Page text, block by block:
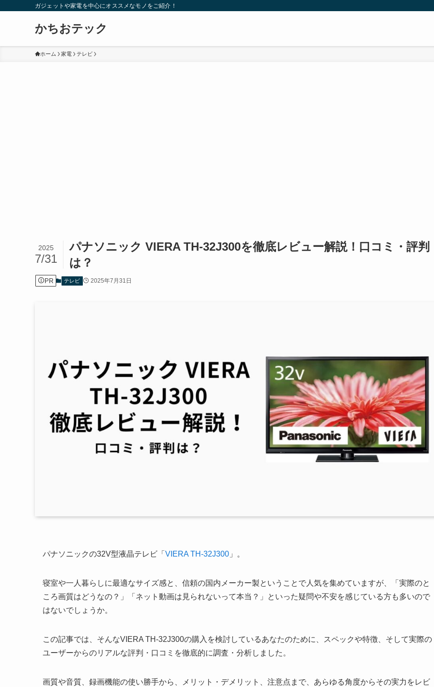
ガジェットや家電を中心にオススメなモノをご紹介！
かちおテック
ホーム 家電 テレビ
パナソニック VIERA TH-32J300を徹底レビュー解説！口コミ・評判
は？
2025
7/31
PR テレビ 2025年7月31日
パナソニックの32V型液晶テレビ「 VIERA TH-32J300 」。
寝室や一人暮らしに最適なサイズ感と、信頼の国内メーカー製ということで人気を集めていますが、「実際のと
ころ画質はどうなの？」「ネット動画は見られないって本当？」といった疑問や不安を感じている方も多いので
はないでしょうか。
この記事では、そんなVIERA TH-32J300の購入を検討しているあなたのために、スペックや特徴、そして実際の
ユーザーからのリアルな評判・口コミを徹底的に調査・分析しました。
画質や音質、録画機能の使い勝手から、メリット・デメリット、注意点まで、あらゆる角度からその実力をレビ